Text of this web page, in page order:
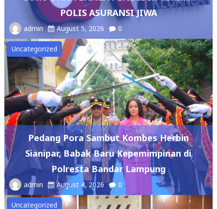
POLIS ASURANSI JIWA
admin August 5, 2026 0
Uncategorized
Pedang Pora Sambut Kombes Herbin
Sianipar, Babak Baru Kepemimpinan di
Polresta Bandar Lampung
admin August 4, 2026 0
Uncategorized